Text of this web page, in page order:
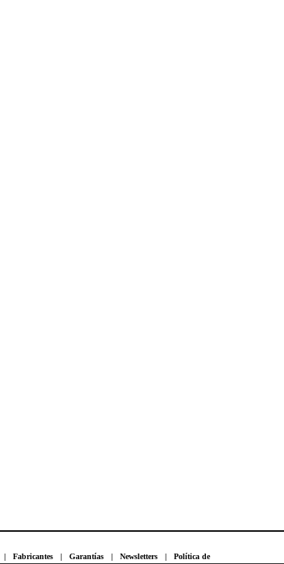
| Fabricantes | Garantías | Newsletters | Política de